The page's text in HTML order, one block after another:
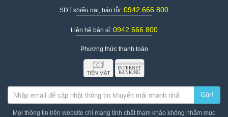
Sản phẩm phù hợp với các bé từ 3 tuổi trở lên
Vận chuyển toàn quốc - Thu tiền tận nơi
SDT khiếu nại, báo lỗi: 0942.666.800
Liên hệ bán sỉ: 0942.666.800
Phương thức thanh toán
Gửi!
Mọi thông tin trên website chỉ mang tính chất tham khảo không nhằm mục